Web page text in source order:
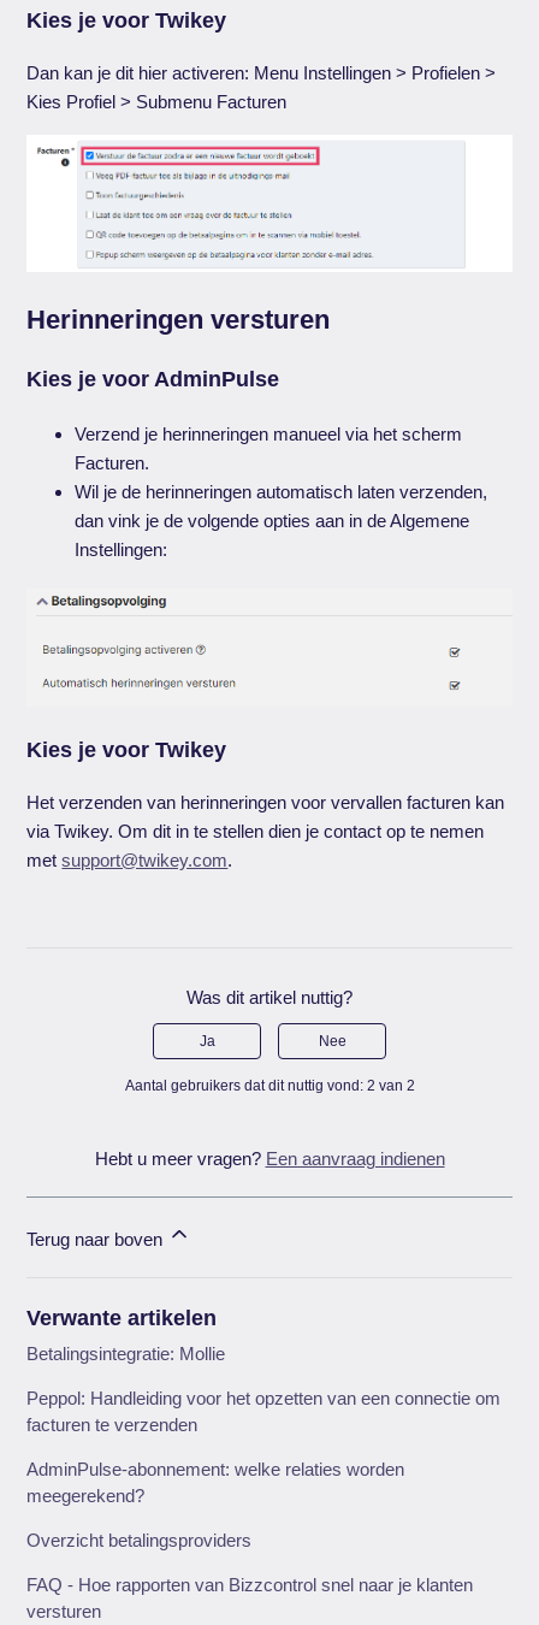
Kies je voor Twikey
Dan kan je dit hier activeren: Menu Instellingen > Profielen >
Kies Profiel > Submenu Facturen
Herinneringen versturen
Kies je voor AdminPulse
Verzend je herinneringen manueel via het scherm
Facturen.
Wil je de herinneringen automatisch laten verzenden,
dan vink je de volgende opties aan in de Algemene
Instellingen:
Kies je voor Twikey
Het verzenden van herinneringen voor vervallen facturen kan
via Twikey. Om dit in te stellen dien je contact op te nemen
metsupport@twikey.com.
Was dit artikel nuttig?
Ja Nee
Aantal gebruikers dat dit nuttig vond: 2 van 2
Hebt u meer vragen? Een aanvraag indienen
Terug naar boven
Verwante artikelen
Betalingsintegratie: Mollie
Peppol: Handleiding voor het opzetten van een connectie om
facturen te verzenden
AdminPulse-abonnement: welke relaties worden
meegerekend?
Overzicht betalingsproviders
FAQ - Hoe rapporten van Bizzcontrol snel naar je klanten
versturen